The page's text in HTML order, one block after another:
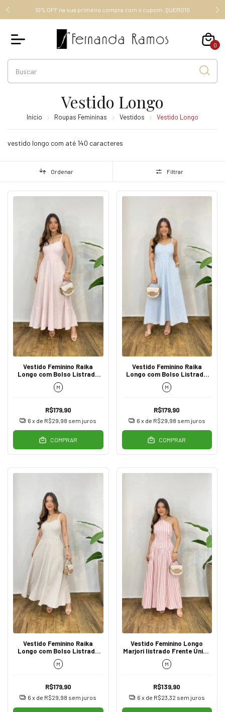
349,00, OUTROS ESTADOS.
0
Vestido Longo
Início Roupas Femininas Vestidos Vestido Longo
vestido longo com até 140 caracteres
Ordenar Filtrar
Vestido Feminino Raika
Longo com Bolso Listrado
Rosa
M
R$179,90
6 x de R$29,98 sem juros
COMPRAR
Vestido Feminino Raika
Longo com Bolso Listrado
Azul
M
R$179,90
6 x de R$29,98 sem juros
COMPRAR
Vestido Feminino Raika
Longo com Bolso Listrado
Bege
M
R$179,90
6 x de R$29,98 sem juros
Vestido Feminino Longo
Marjori listrado Frente Única
Cintura Assimétrico Rosa
M
R$139,90
6 x de R$23,32 sem juros